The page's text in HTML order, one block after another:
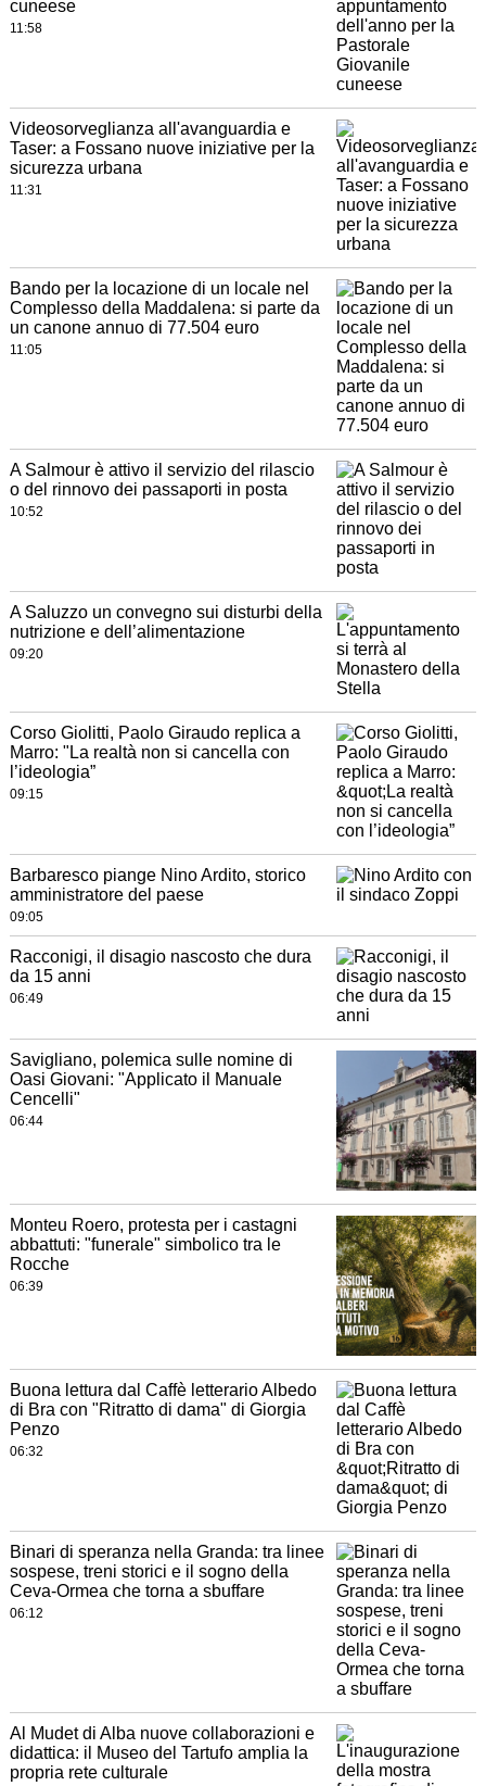
cuneese
11:58
Videosorveglianza all'avanguardia e
Taser: a Fossano nuove iniziative per la
sicurezza urbana
11:31
Bando per la locazione di un locale nel
Complesso della Maddalena: si parte da
un canone annuo di 77.504 euro
11:05
A Salmour è attivo il servizio del rilascio
o del rinnovo dei passaporti in posta
10:52
A Saluzzo un convegno sui disturbi della
nutrizione e dell’alimentazione
09:20
Corso Giolitti, Paolo Giraudo replica a
Marro: "La realtà non si cancella con
l’ideologia”
09:15
Barbaresco piange Nino Ardito, storico
amministratore del paese
09:05
Racconigi, il disagio nascosto che dura
da 15 anni
06:49
Savigliano, polemica sulle nomine di
Oasi Giovani: "Applicato il Manuale
Cencelli"
06:44
Monteu Roero, protesta per i castagni
abbattuti: "funerale" simbolico tra le
Rocche
06:39
Buona lettura dal Caffè letterario Albedo
di Bra con "Ritratto di dama" di Giorgia
Penzo
06:32
Binari di speranza nella Granda: tra linee
sospese, treni storici e il sogno della
Ceva-Ormea che torna a sbuffare
06:12
Al Mudet di Alba nuove collaborazioni e
didattica: il Museo del Tartufo amplia la
propria rete culturale